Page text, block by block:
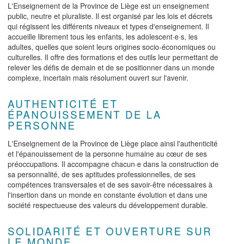
L'Enseignement de la Province de Liège est un enseignement
public, neutre et pluraliste. Il est organisé par les lois et décrets
qui régissent les différents niveaux et types d'enseignement. Il
accueille librement tous les enfants, les adolescent·e·s, les
adultes, quelles que soient leurs origines socio-économiques ou
culturelles. Il offre des formations et des outils leur permettant de
relever les défis de demain et de se positionner dans un monde
complexe, incertain mais résolument ouvert sur l'avenir.
AUTHENTICITÉ ET
ÉPANOUISSEMENT DE LA
PERSONNE
L'Enseignement de la Province de Liège place ainsi l'authenticité
et l'épanouissement de la personne humaine au cœur de ses
préoccupations. Il accompagne chacun·e dans la construction de
sa personnalité, de ses aptitudes professionnelles, de ses
compétences transversales et de ses savoir-être nécessaires à
l'insertion dans un monde en constante évolution et dans une
société respectueuse des valeurs du développement durable.
SOLIDARITÉ ET OUVERTURE SUR